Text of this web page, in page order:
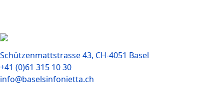
Schützenmattstrasse 43, CH-4051 Basel
+41 (0)61 315 10 30
info@baselsinfonietta.ch